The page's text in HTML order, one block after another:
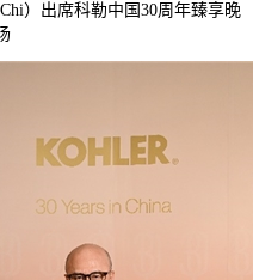
）出席科勒中国30周年臻享晚